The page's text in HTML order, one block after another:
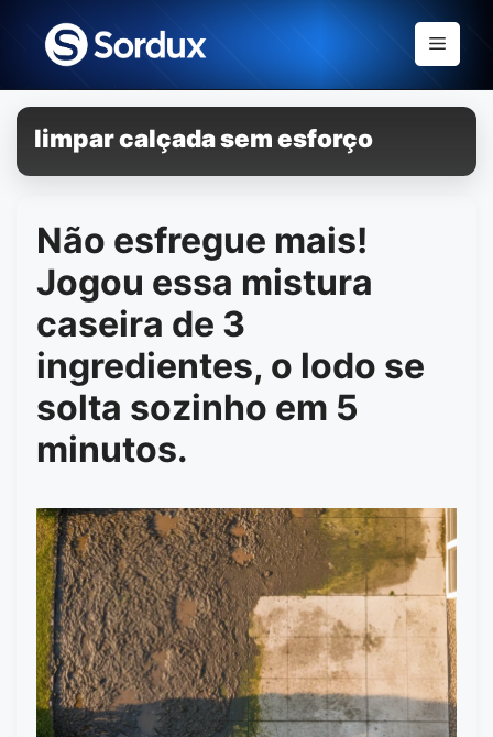
content
Menu
limpar calçada sem esforço
Não esfregue mais!
Jogou essa mistura
caseira de 3
ingredientes, o lodo se
solta sozinho em 5
minutos.